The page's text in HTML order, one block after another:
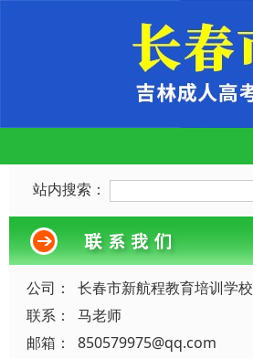
站内搜索：
公司：
长春市新航程教育培训学校
联系：
马老师
邮箱：
850579975@qq.com